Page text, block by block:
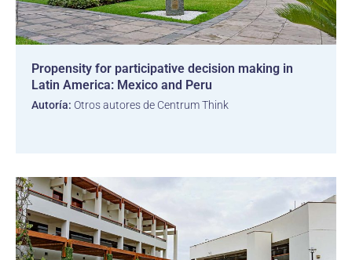
Propensity for participative decision making in
Latin America: Mexico and Peru
Autoría: Otros autores de Centrum Think